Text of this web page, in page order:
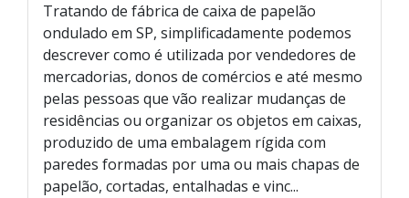
Tratando de fábrica de caixa de papelão
ondulado em SP, simplificadamente podemos
descrever como é utilizada por vendedores de
mercadorias, donos de comércios e até mesmo
pelas pessoas que vão realizar mudanças de
residências ou organizar os objetos em caixas,
produzido de uma embalagem rígida com
paredes formadas por uma ou mais chapas de
papelão, cortadas, entalhadas e vinc...